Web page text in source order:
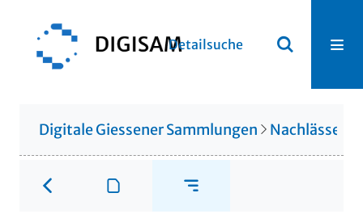
Detailsuche
Digitale Giessener Sammlungen Nachlässe